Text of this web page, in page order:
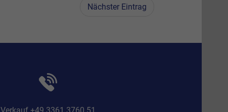
Nächster Eintrag